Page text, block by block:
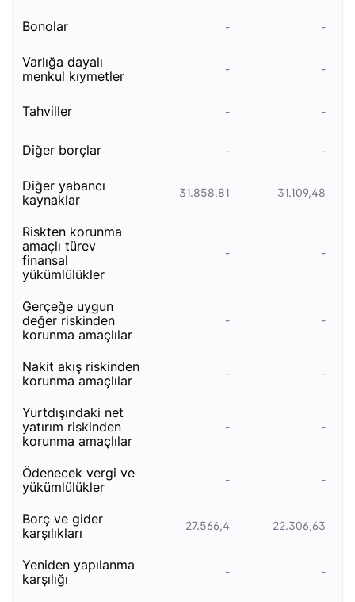
bonolar - -
varlığa dayalı
menkul kıymetler
- -
tahviller - -
di̇ğer borçlar - -
di̇ğer yabanci
kaynaklar
31.858,81 31.109,48
ri̇skten korunma
amaçli türev
fi̇nansal
yükümlülükler
- -
gerçeğe uygun
değer riskinden
korunma amaçlılar
- -
nakit akış riskinden
korunma amaçlılar
- -
yurtdışındaki net
yatırım riskinden
korunma amaçlılar
- -
ödenecek vergi̇ ve
yükümlülükler
- -
borç ve gi̇der
karşiliklari
27.566,4 22.306,63
yeniden yapılanma
karşılığı
- -